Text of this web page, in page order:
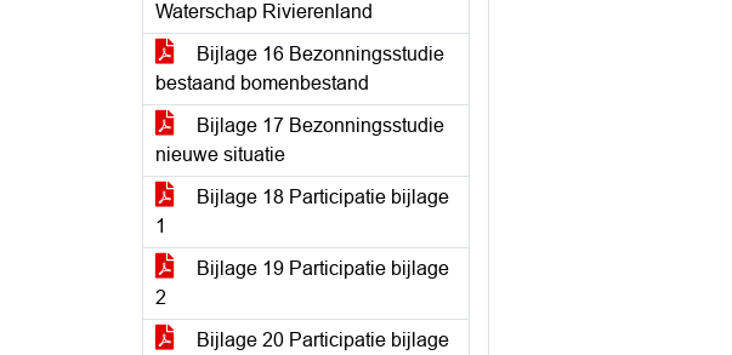
Waterschap Rivierenland
Bijlage 16 Bezonningsstudie
bestaand bomenbestand
Bijlage 17 Bezonningsstudie
nieuwe situatie
Bijlage 18 Participatie bijlage
1
Bijlage 19 Participatie bijlage
2
Bijlage 20 Participatie bijlage